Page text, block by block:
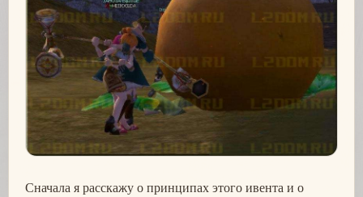
Сначала я расскажу о принципах этого ивента и о